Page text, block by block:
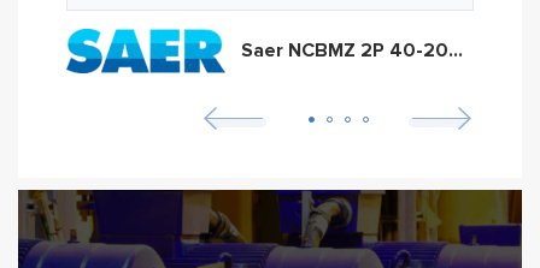
Saer NCBMZ 2P 40-200NA